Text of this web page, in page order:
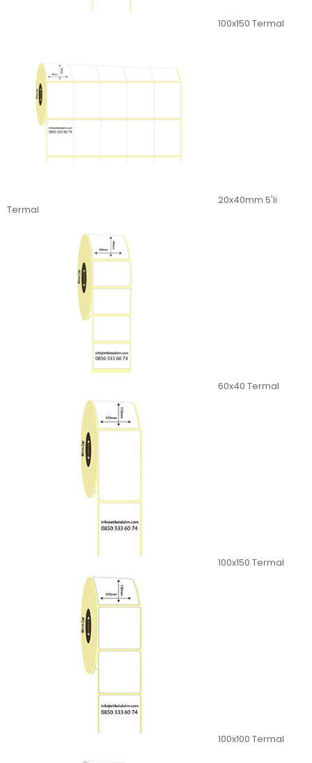
100x150 Termal
20x40mm 5'li
Termal
60x40 Termal
100x150 Termal
100x100 Termal